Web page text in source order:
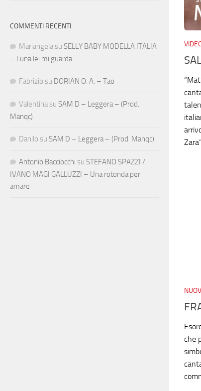
che
COMMENTI RECENTI
Mariangela su SELLY BABY MODELLA ITALIA
– Luna lei mi guarda
Fabrizio su DORIAN O. A. – Tao
Valentina su SAM D – Leggera – (Prod.
Manqc)
Danilo su SAM D – Leggera – (Prod. Manqc)
Antonio Bacciocchi su STEFANO SPAZZI /
IVANO MAGI GALLUZZI – Una rotonda per
amare